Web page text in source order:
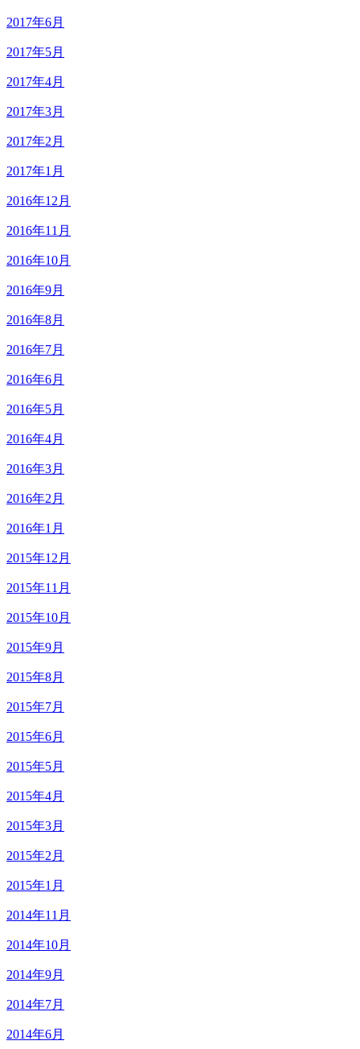
2017年6月
2017年5月
2017年4月
2017年3月
2017年2月
2017年1月
2016年12月
2016年11月
2016年10月
2016年9月
2016年8月
2016年7月
2016年6月
2016年5月
2016年4月
2016年3月
2016年2月
2016年1月
2015年12月
2015年11月
2015年10月
2015年9月
2015年8月
2015年7月
2015年6月
2015年5月
2015年4月
2015年3月
2015年2月
2015年1月
2014年11月
2014年10月
2014年9月
2014年7月
2014年6月